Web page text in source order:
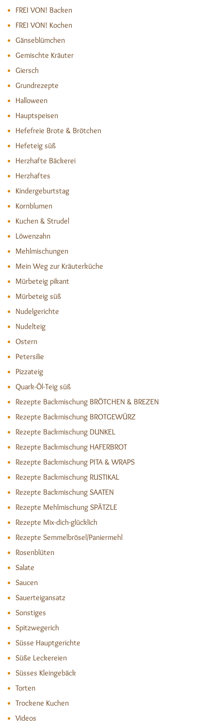
FREI VON! Backen
FREI VON! Kochen
Gänseblümchen
Gemischte Kräuter
Giersch
Grundrezepte
Halloween
Hauptspeisen
Hefefreie Brote & Brötchen
Hefeteig süß
Herzhafte Bäckerei
Herzhaftes
Kindergeburtstag
Kornblumen
Kuchen & Strudel
Löwenzahn
Mehlmischungen
Mein Weg zur Kräuterküche
Mürbeteig pikant
Mürbeteig süß
Nudelgerichte
Nudelteig
Ostern
Petersilie
Pizzateig
Quark-Öl-Teig süß
Rezepte Backmischung BRÖTCHEN & BREZEN
Rezepte Backmischung BROTGEWÜRZ
Rezepte Backmischung DUNKEL
Rezepte Backmischung HAFERBROT
Rezepte Backmischung PITA & WRAPS
Rezepte Backmischung RUSTIKAL
Rezepte Backmischung SAATEN
Rezepte Mehlmischung SPÄTZLE
Rezepte Mix-dich-glücklich
Rezepte Semmelbrösel/Paniermehl
Rosenblüten
Salate
Saucen
Sauerteigansatz
Sonstiges
Spitzwegerich
Süsse Hauptgerichte
Süße Leckereien
Süsses Kleingebäck
Torten
Trockene Kuchen
Videos